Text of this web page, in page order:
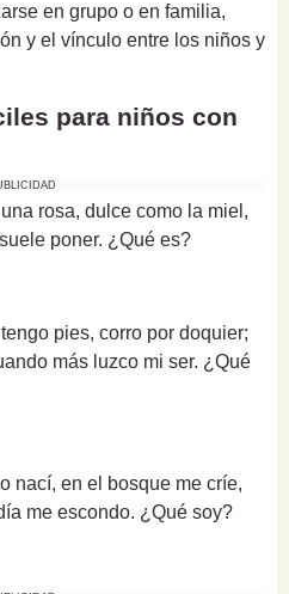
en grupo o en familia,
y el vínculo entre los niños y
para niños con
rosa, dulce como la miel,
poner. ¿Qué es?
pies, corro por doquier;
más luzco mi ser. ¿Qué
nací, en el bosque me críe,
me escondo. ¿Qué soy?